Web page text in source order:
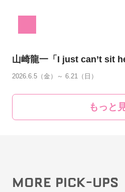
山崎龍一「I just can’t sit
2026.6.5（金）～ 6.21（日）
もっと
MORE PICK-UPS